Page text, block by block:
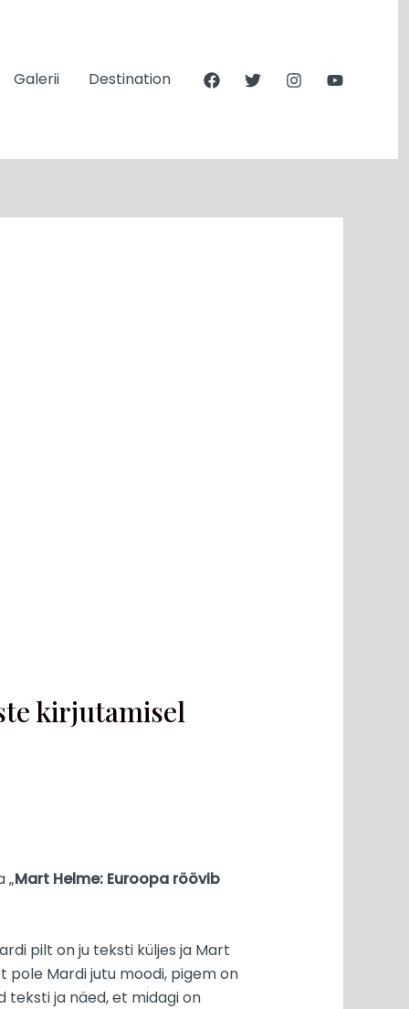
Galerii Destination
kirjutamisel
„Mart Helme: Euroopa röövib
pilt on ju teksti küljes ja Mart
pole Mardi jutu moodi, pigem on
teksti ja näed, et midagi on